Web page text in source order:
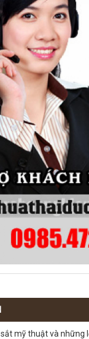
sắt mỹ thuật và những